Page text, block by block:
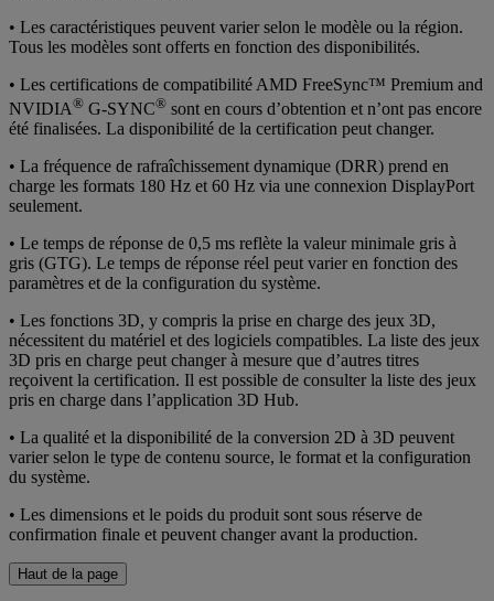
• Les caractéristiques peuvent varier selon le modèle ou la région.
Tous les modèles sont offerts en fonction des disponibilités.
• Les certifications de compatibilité AMD FreeSync™ Premium and
NVIDIA® G-SYNC® sont en cours d’obtention et n’ont pas encore
été finalisées. La disponibilité de la certification peut changer.
• La fréquence de rafraîchissement dynamique (DRR) prend en
charge les formats 180 Hz et 60 Hz via une connexion DisplayPort
seulement.
• Le temps de réponse de 0,5 ms reflète la valeur minimale gris à
gris (GTG). Le temps de réponse réel peut varier en fonction des
paramètres et de la configuration du système.
• Les fonctions 3D, y compris la prise en charge des jeux 3D,
nécessitent du matériel et des logiciels compatibles. La liste des jeux
3D pris en charge peut changer à mesure que d’autres titres
reçoivent la certification. Il est possible de consulter la liste des jeux
pris en charge dans l’application 3D Hub.
• La qualité et la disponibilité de la conversion 2D à 3D peuvent
varier selon le type de contenu source, le format et la configuration
du système.
• Les dimensions et le poids du produit sont sous réserve de
confirmation finale et peuvent changer avant la production.
Haut de la page